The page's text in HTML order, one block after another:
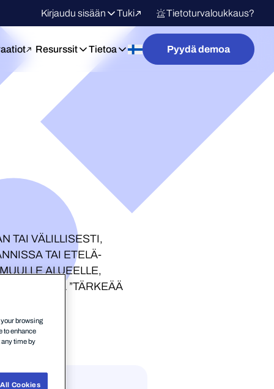
Kirjaudu sisään Tuki Tietoturvaloukkaus?
Resurssit Tietoa Pyydä demoa
TAI VÄLILLISESTI,
TAI ETELÄ-
ALUEELLE,
KOHDASSA ”TÄRKEÄÄ
browsing
to enhance
any time by
Cookies